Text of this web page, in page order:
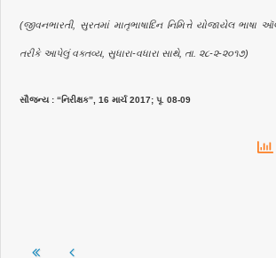
(જીવનભારતી, સુરતમાં માતૃભાષાદિન નિમિત્તે યોજાયેલ ભાષા
તરીકે આપેલું વક્તવ્ય, સુધારા-વધારા સાથે, તા. ૨૮-૨-૨૦૧૭)
સૌજન્ય : “નિરીક્ષક”, 16 માર્ચ 2017; પૃ. 08-09